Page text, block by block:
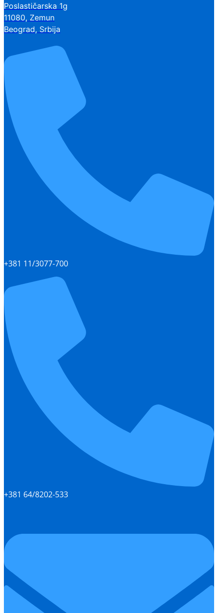
Poslastičarska 1g
11080, Zemun
Beograd, Srbija
+381 11/3077-700
+381 64/8202-533